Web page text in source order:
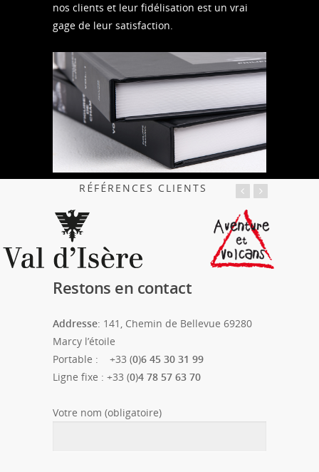
nos clients et leur fidélisation est un vrai
gage de leur satisfaction.
RÉFÉRENCES CLIENTS
Restons en contact
Addresse: 141, Chemin de Bellevue 69280
Marcy l’étoile
Portable : +33 (0)6 45 30 31 99
Ligne fixe : +33 (0)4 78 57 63 70
Votre nom (obligatoire)